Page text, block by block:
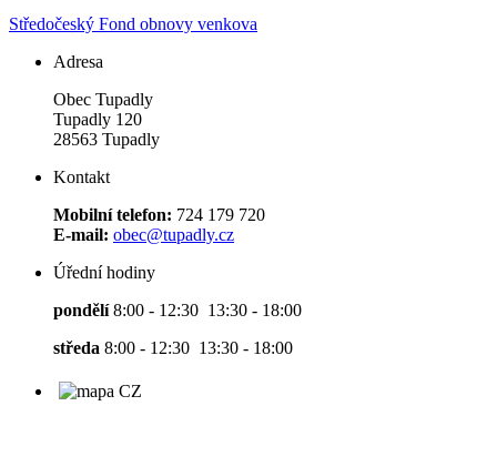
Středočeský Fond obnovy venkova
Adresa
Obec Tupadly
Tupadly 120
28563 Tupadly
Kontakt
Mobilní telefon: 724 179 720
E-mail: obec@tupadly.cz
Úřední hodiny
pondělí8:00 - 12:30 13:30 - 18:00
středa 8:00 - 12:30 13:30 - 18:00